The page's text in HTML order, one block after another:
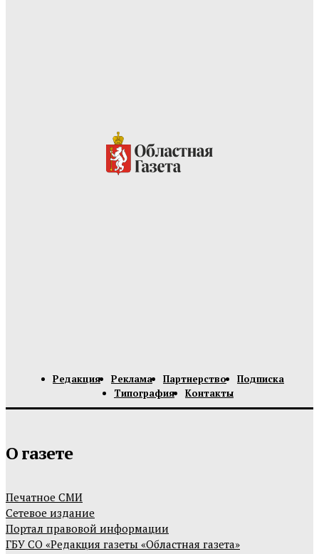
Редакция Реклама Партнерство
Подписка
Типография
Контакты
О газете
Печатное СМИ
Сетевое издание
Портал правовой информации
ГБУ СО «Редакция газеты «Областная газета»